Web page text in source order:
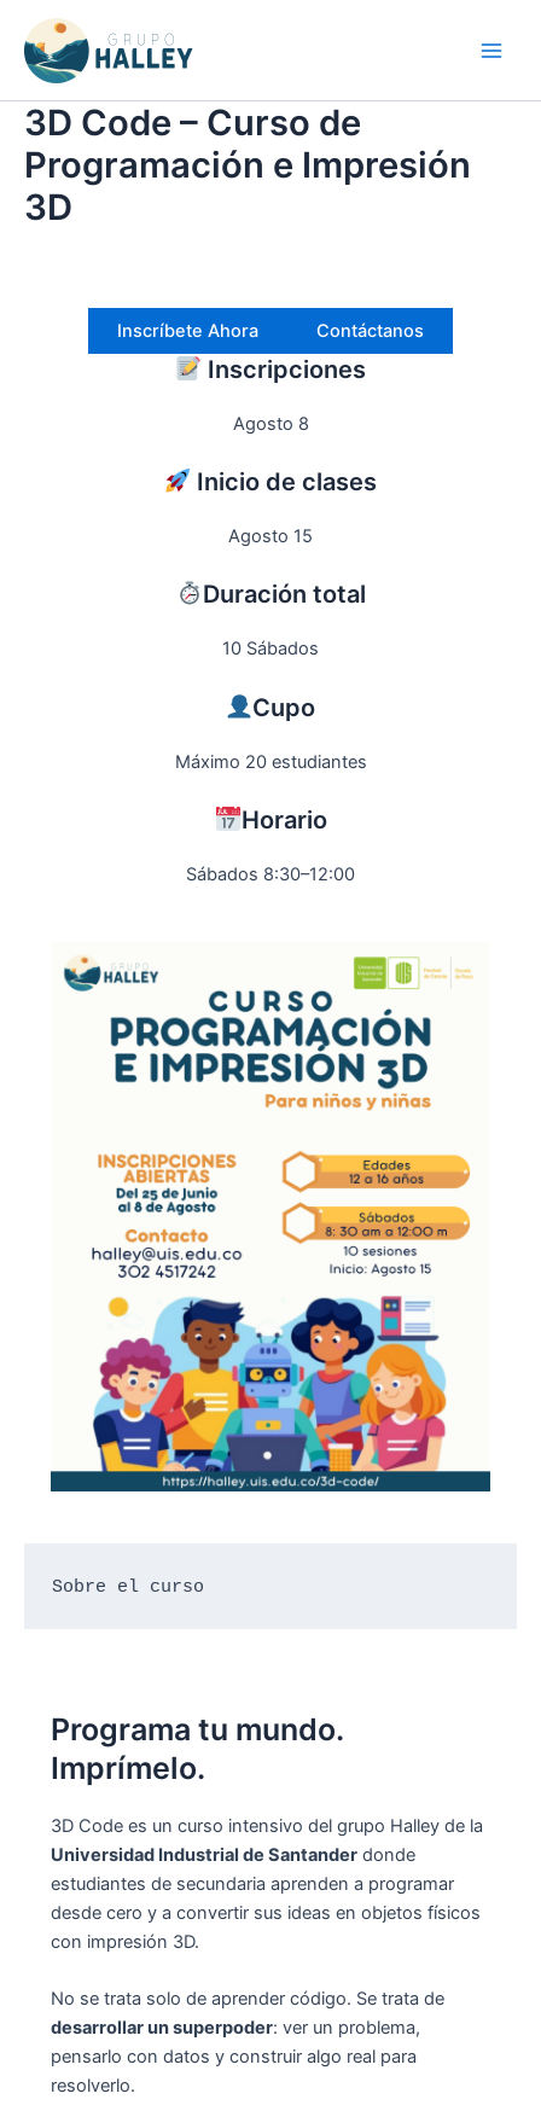
contenido
3D Code – Curso de
Programación e Impresión
3D
Inscríbete Ahora Contáctanos
Inscripciones
Agosto 8
Inicio de clases
Agosto 15
Duración total
10 Sábados
Cupo
Máximo 20 estudiantes
Horario
Sábados 8:30–12:00
Sobre el curso
Programa tu mundo.
Imprímelo.
3D Code es un curso intensivo del grupo Halley de la
Universidad Industrial de Santanderdonde
estudiantes de secundaria aprenden a programar
desde cero y a convertir sus ideas en objetos físicos
con impresión 3D.
No se trata solo de aprender código. Se trata de
desarrollar un superpoder: ver un problema,
pensarlo con datos y construir algo real para
resolverlo.